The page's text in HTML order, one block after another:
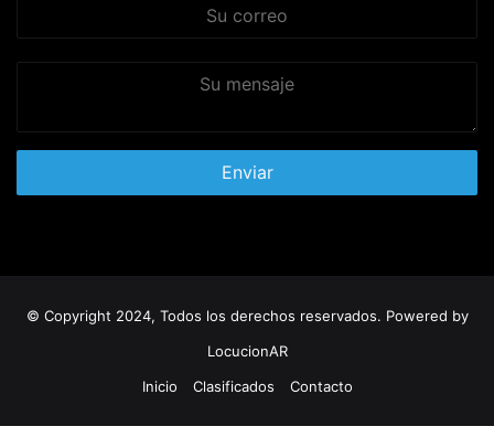
© Copyright 2024, Todos los derechos reservados. Powered by
LocucionAR
Inicio
Clasificados Contacto